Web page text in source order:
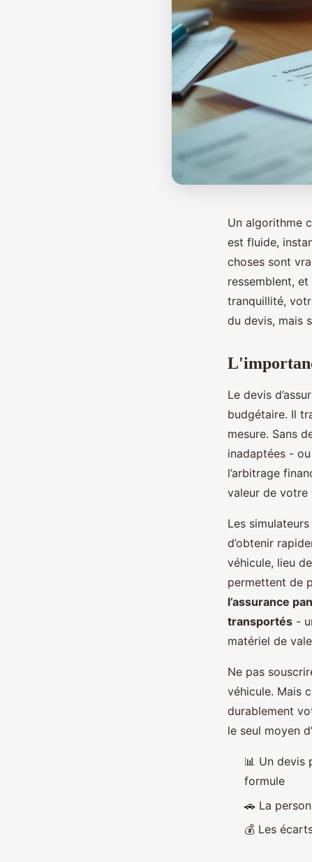
Un algorithme
est fluide,
choses sont
ressemblent,
tranquillité,
du devis, mais
Le devis
budgétaire. Il
mesure. Sans
inadaptées -
l’arbitrage
valeur de votre
Les
d’obtenir
véhicule, lieu
permettent de
l’assurance
transportés -
matériel de
Ne pas
véhicule. Mais
durablement
le seul moyen
📊 Un devis
formule
🚗 La
💰 Les